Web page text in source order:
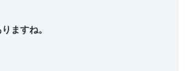
ますね。